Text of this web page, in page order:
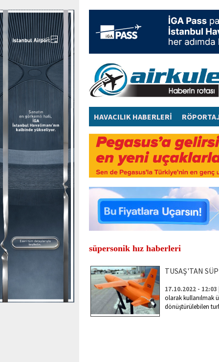
HAVACILIK HABERLERİ
süpersonik hız haberleri
TUSAŞ'TAN
17.10.2022 - 12:03
olarak kullanılmak
dönüştürülebilen